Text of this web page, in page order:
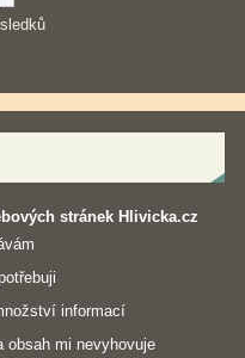
stránek Hlivicka.cz
informací
obsah mi nevyhovuje